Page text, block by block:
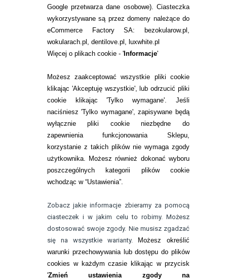
Google przetwarza dane osobowe). Ciasteczka
wykorzystywane są przez domeny należące do
eCommerce Factory SA: bezokularow.pl,
wokularach.pl, dentilove.pl, luxwhite.pl
Więcej o plikach cookie - 'Informacje'
Możesz zaakceptować wszystkie pliki cookie
klikając 'Akceptuję wszystkie', lub odrzucić pliki
cookie klikając 'Tylko wymagane'. Jeśli
naciśniesz 'Tylko wymagane', zapisywane będą
wyłącznie pliki cookie niezbędne do
zapewnienia funkcjonowania Sklepu,
korzystanie z takich plików nie wymaga zgody
użytkownika. Możesz również dokonać wyboru
poszczególnych kategorii plików cookie
wchodząc w “Ustawienia”.
Zobacz jakie informacje zbieramy za pomocą
ciasteczek i w jakim celu to robimy. Możesz
dostosować swoje zgody. Nie musisz zgadzać
się na wszystkie warianty.
Możesz określić
warunki przechowywania lub dostępu do plików
cookies w każdym czasie klikając w przycisk
'Zmień ustawienia zgody na
WARUNKI ZAKUPÓW
RANKINGI SOCZEWEK
SOCZEWKI KOLOROWE
Zwrot (odstąpienie od umowy)
ZMIEŃ USTAWIENIA ZGODY NA CIASTECZKA
KONTAKT
telefon:
22 113 44 42
telefon:
732 08 08 72
kontakt@bezokularow.pl